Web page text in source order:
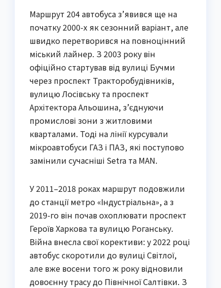
Маршрут 204 автобуса з’явився ще на
початку 2000-х як сезонний варіант, але
швидко перетворився на повноцінний
міський лайнер. З 2003 року він
офіційно стартував від вулиці Бучми
через проспект Тракторобудівників,
вулицю Лосівську та проспект
Архітектора Альошина, з’єднуючи
промислові зони з житловими
кварталами. Тоді на лінії курсували
мікроавтобуси ГАЗ і ПАЗ, які поступово
замінили сучасніші Setra та MAN.
У 2011–2018 роках маршрут подовжили
до станції метро «Індустріальна», а з
2019-го він почав охоплювати проспект
Героїв Харкова та вулицю Роганську.
Війна внесла свої корективи: у 2022 році
автобус скоротили до вулиці Світлої,
але вже восени того ж року відновили
довоєнну трасу до Північної Салтівки. З